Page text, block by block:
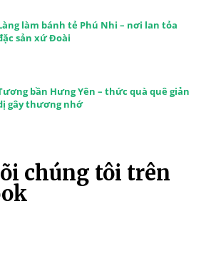
làm bánh tẻ Phú Nhi – nơi lan tỏa
sản xứ Đoài
bần Hưng Yên – thức quà quê giản
gây thương nhớ
chúng tôi trên